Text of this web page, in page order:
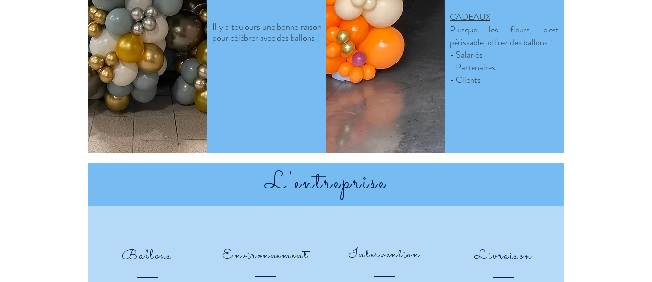
Il y a toujours une bonne raison
pour célébrer avec des ballons !
CADEAUX
Puisque les fleurs, c'est
périssable, offrez des ballons !
- Salariés
- Partenaires
- Clients
L'entreprise
Ballons Environnement Intervention Livraison